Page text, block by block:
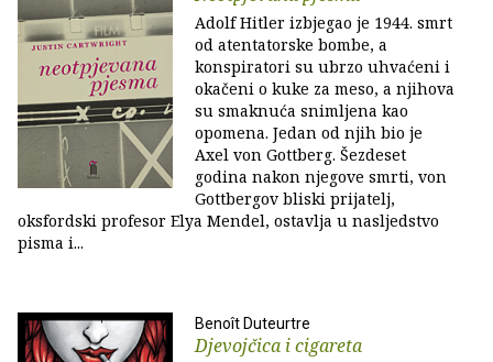
Adolf Hitler izbjegao je 1944. smrt
od atentatorske bombe, a
konspiratori su ubrzo uhvaćeni i
okačeni o kuke za meso, a njihova
su smaknuća snimljena kao
opomena. Jedan od njih bio je
Axel von Gottberg. Šezdeset
godina nakon njegove smrti, von
Gottbergov bliski prijatelj,
oksfordski profesor Elya Mendel, ostavlja u nasljedstvo
pisma i...
Benoît Duteurtre
Djevojčica i cigareta